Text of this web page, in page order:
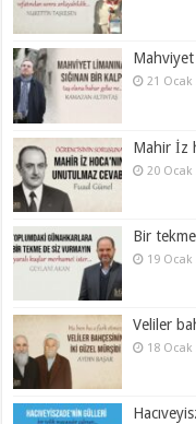
Mahviyet
21 Ocak
Mahir İz
20 Ocak
Bir
19 Ocak
Veliler
18 Ocak